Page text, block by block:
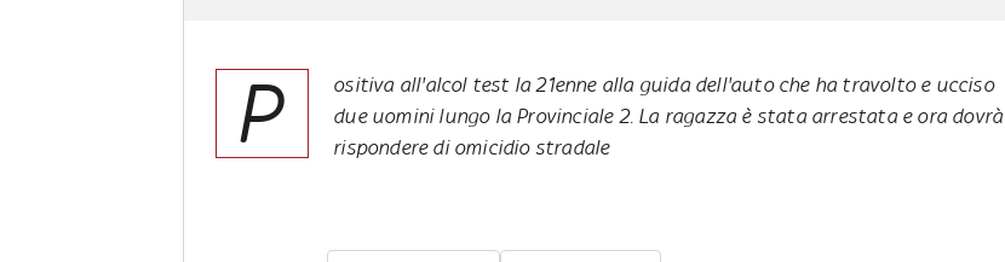
P
ositiva all'alcol test la 21enne alla guida dell'auto che ha travolto e ucciso
due uomini lungo la Provinciale 2. La ragazza è stata arrestata e ora dovrà
rispondere di omicidio stradale